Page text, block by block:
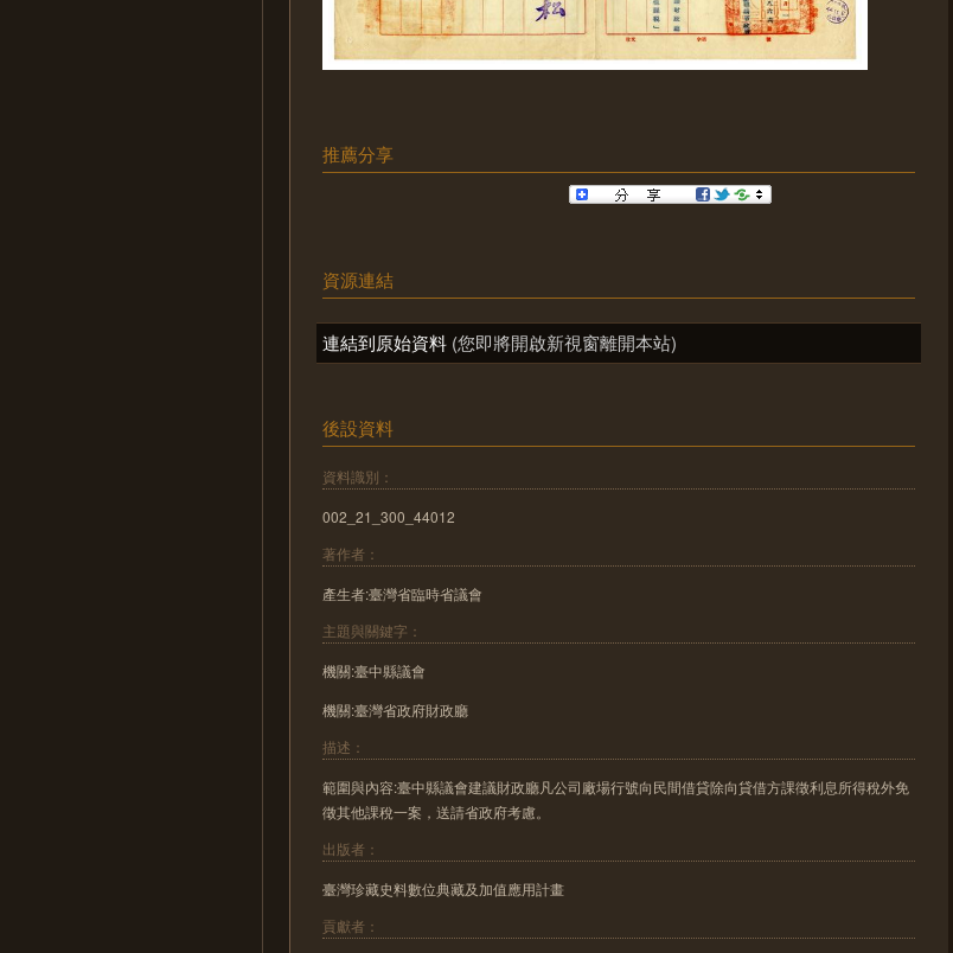
推薦分享
資源連結
連結到原始資料 (您即將開啟新視窗離開本站)
後設資料
資料識別：
002_21_300_44012
著作者：
產生者:臺灣省臨時省議會
主題與關鍵字：
機關:臺中縣議會
機關:臺灣省政府財政廳
描述：
範圍與內容:臺中縣議會建議財政廳凡公司廠場行號向民間借貸除向貸借方課徵利息所得稅外免
徵其他課稅一案，送請省政府考慮。
出版者：
臺灣珍藏史料數位典藏及加值應用計畫
貢獻者：